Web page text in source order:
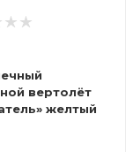
вертолёт
желтый